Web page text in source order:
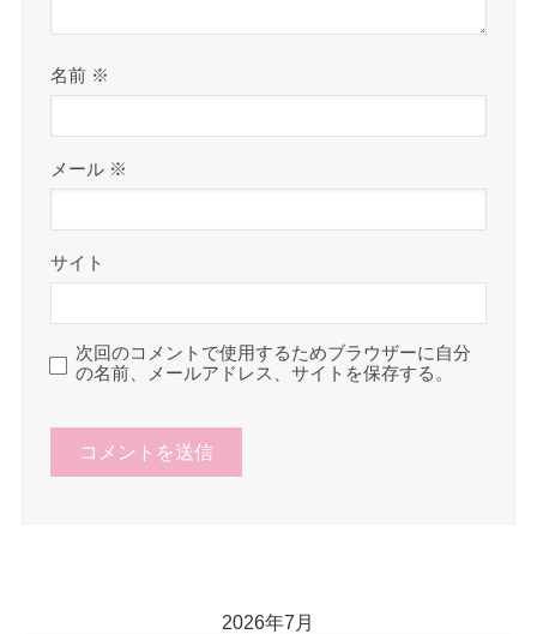
名前 ※
メール ※
サイト
次回のコメントで使用するためブラウザーに自分
の名前、メールアドレス、サイトを保存する。
2026年7月